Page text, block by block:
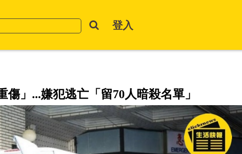
登入
」...嫌犯逃亡「留70人暗殺名單」